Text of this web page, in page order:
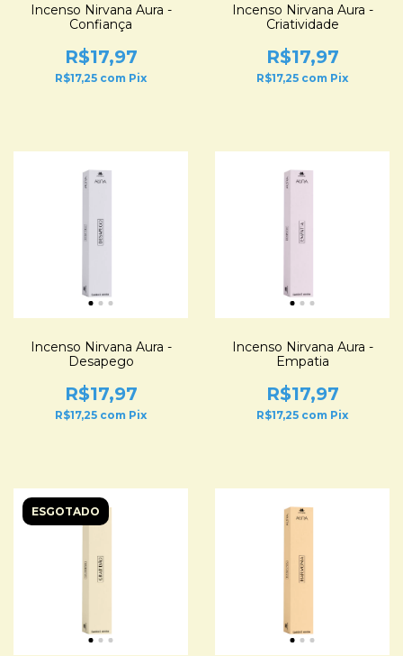
Incenso Nirvana Aura -
Confiança
R$17,97
R$17,25 com Pix
Incenso Nirvana Aura -
Criatividade
R$17,97
R$17,25 com Pix
Incenso Nirvana Aura -
Desapego
R$17,97
R$17,25 com Pix
Incenso Nirvana Aura -
Empatia
R$17,97
R$17,25 com Pix
ESGOTADO